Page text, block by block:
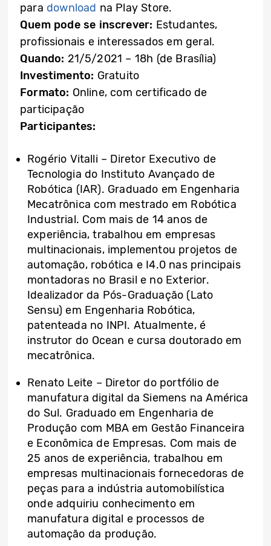
para download na Play Store.
Quem pode se inscrever: Estudantes,
profissionais e interessados em geral.
Quando: 21/5/2021 – 18h (de Brasília)
Investimento: Gratuito
Formato: Online, com certificado de
participação
Participantes:
Rogério Vitalli – Diretor Executivo de
Tecnologia do Instituto Avançado de
Robótica (IAR). Graduado em Engenharia
Mecatrônica com mestrado em Robótica
Industrial. Com mais de 14 anos de
experiência, trabalhou em empresas
multinacionais, implementou projetos de
automação, robótica e I4.0 nas principais
montadoras no Brasil e no Exterior.
Idealizador da Pós-Graduação (Lato
Sensu) em Engenharia Robótica,
patenteada no INPI. Atualmente, é
instrutor do Ocean e cursa doutorado em
mecatrônica.
Renato Leite – Diretor do portfólio de
manufatura digital da Siemens na América
do Sul. Graduado em Engenharia de
Produção com MBA em Gestão Financeira
e Econômica de Empresas. Com mais de
25 anos de experiência, trabalhou em
empresas multinacionais fornecedoras de
peças para a indústria automobilística
onde adquiriu conhecimento em
manufatura digital e processos de
automação da produção.